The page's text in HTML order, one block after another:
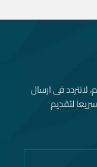
فى ارسال
لتقديم